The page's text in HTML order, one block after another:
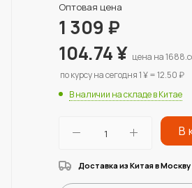
Оптовая цена
1 309 ₽
104.74¥ цена на
по курсу на сегодня 1 ¥ = 12.50 ₽
В наличии на складе в Китае
В
Доставка из Китая в Москву